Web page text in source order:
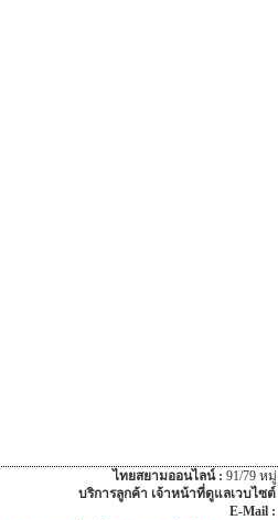
ไทยสยามออนไลน์ : 91/79 ห
บริการลูกค้า เจ้าหน้าที่ดูแลเวบไซ
E-Mail :